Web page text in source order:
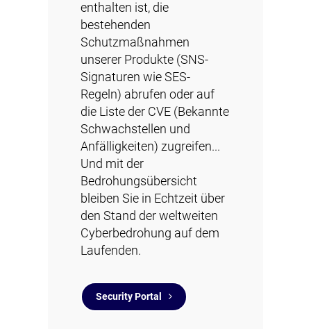
enthalten ist, die
bestehenden
Schutzmaßnahmen
unserer Produkte (SNS-
Signaturen wie SES-
Regeln) abrufen oder auf
die Liste der CVE (Bekannte
Schwachstellen und
Anfälligkeiten) zugreifen...
Und mit der
Bedrohungsübersicht
bleiben Sie in Echtzeit über
den Stand der weltweiten
Cyberbedrohung auf dem
Laufenden.
Security Portal